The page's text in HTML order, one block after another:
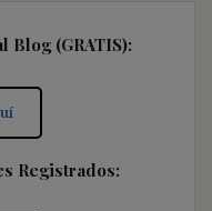
Blog (GRATIS):
Registrados: